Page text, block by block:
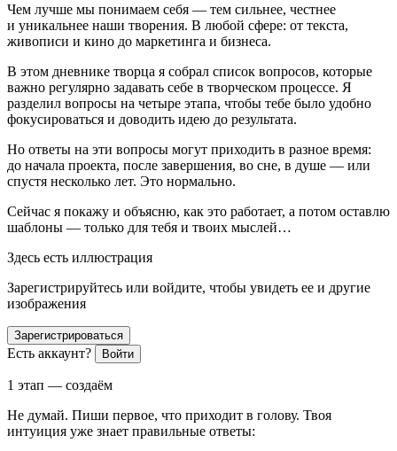
Чем лучше мы понимаем себя — тем сильнее, честнее
и уникальнее наши творения. В любой сфере: от текста,
живописи и кино до маркетинга и бизнеса.
В этом дневнике творца я собрал список вопросов, которые
важно регулярно задавать себе в творческом процессе. Я
разделил вопросы на четыре этапа, чтобы тебе было удобно
фокусироваться и доводить идею до результата.
Но ответы на эти вопросы могут приходить в разное время:
до начала проекта, после завершения, во сне, в душе — или
спустя несколько лет. Это нормально.
Сейчас я покажу и объясню, как это работает, а потом оставлю
шаблоны — только для тебя и твоих мыслей…
Здесь есть иллюстрация
Зарегистрируйтесь или войдите, чтобы увидеть ее и другие
изображения
Зарегистрироваться
Есть аккаунт? Войти
1 этап — создаём
Не думай. Пиши первое, что приходит в голову. Твоя
интуиция уже знает правильные ответы: